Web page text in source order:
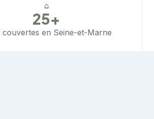
⌂
25+
couvertes en Seine-et-Marne